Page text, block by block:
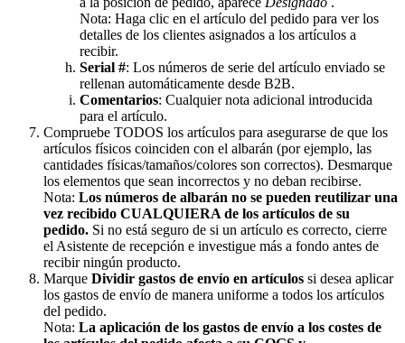
Nota: Haga clic en el artículo del pedido para ver los
detalles de los clientes asignados a los artículos a
recibir.
Serial #: Los números de serie del artículo enviado se
rellenan automáticamente desde B2B.
Comentarios: Cualquier nota adicional introducida
para el artículo.
Compruebe TODOS los artículos para asegurarse de que los
artículos físicos coinciden con el albarán (por ejemplo, las
cantidades físicas/tamaños/colores son correctos). Desmarque
los elementos que sean incorrectos y no deban recibirse.
Nota: Los números de albarán no se pueden reutilizar una
vez recibido CUALQUIERA de los artículos de su
pedido. Si no está seguro de si un artículo es correcto, cierre
el Asistente de recepción e investigue más a fondo antes de
recibir ningún producto.
Marque Dividir gastos de envío en artículos si desea aplicar
los gastos de envío de manera uniforme a todos los artículos
del pedido.
Nota: La aplicación de los gastos de envío a los costes de